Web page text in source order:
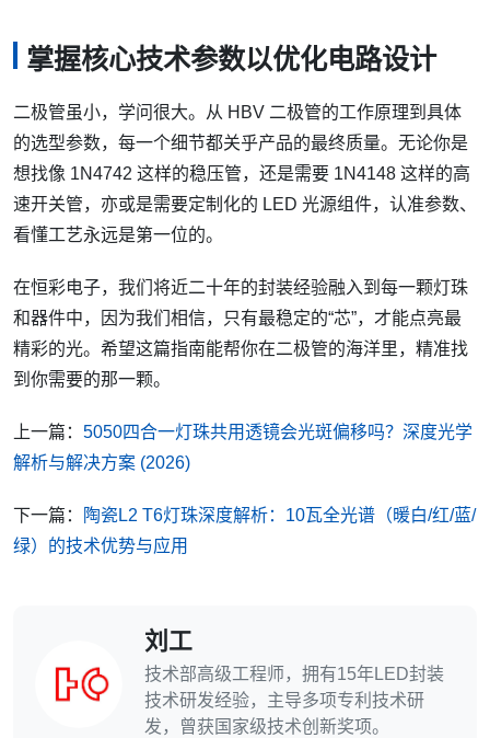
掌握核心技术参数以优化电路设计
二极管虽小，学问很大。从 HBV 二极管的工作原理到具体
的选型参数，每一个细节都关乎产品的最终质量。无论你是
想找像 1N4742 这样的稳压管，还是需要 1N4148 这样的高
速开关管，亦或是需要定制化的 LED 光源组件，认准参数、
看懂工艺永远是第一位的。
在恒彩电子，我们将近二十年的封装经验融入到每一颗灯珠
和器件中，因为我们相信，只有最稳定的“芯”，才能点亮最
精彩的光。希望这篇指南能帮你在二极管的海洋里，精准找
到你需要的那一颗。
上一篇： 5050四合一灯珠共用透镜会光斑偏移吗？深度光学
解析与解决方案 (2026)
下一篇：
陶瓷L2 T6灯珠深度解析：10瓦全光谱（暖白/红/蓝/
绿）的技术优势与应用
刘工
技术部高级工程师，拥有15年LED封装
技术研发经验，主导多项专利技术研
发，曾获国家级技术创新奖项。